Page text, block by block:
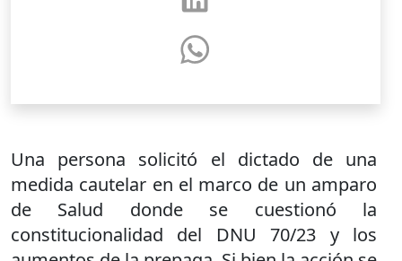
Una persona solicitó el dictado de una
medida cautelar en el marco de un amparo
de Salud donde se cuestionó la
constitucionalidad del DNU 70/23 y los